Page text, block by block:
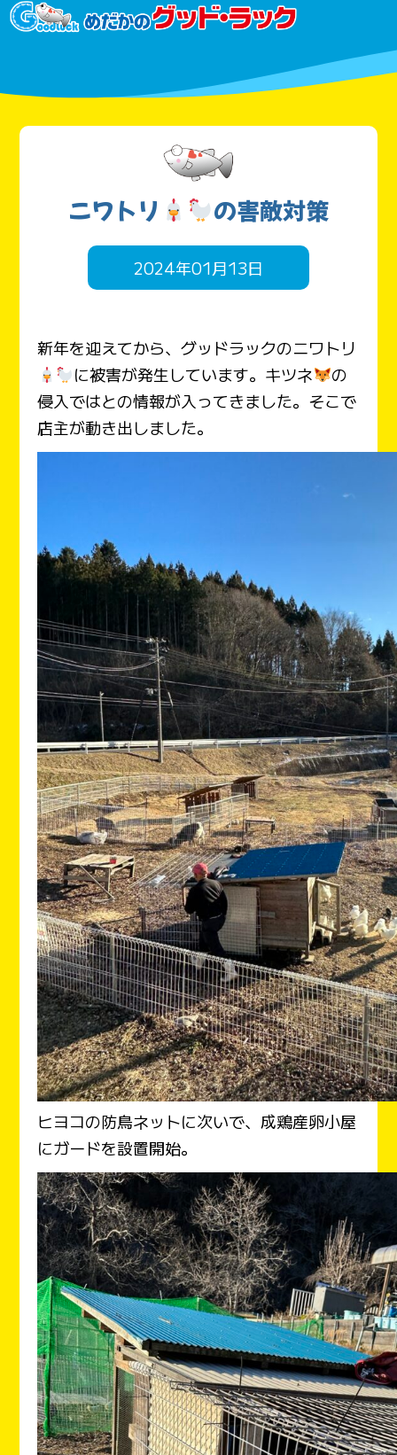
ニワトリ の害敵対策
2024年01月13日
新年を迎えてから、グッドラックのニワトリ
に被害が発生しています。キツネ
の
侵入ではとの情報が入ってきました。そこで
店主が動き出しました。
ヒヨコの防鳥ネットに次いで、成鶏産卵小屋
にガードを設置開始。